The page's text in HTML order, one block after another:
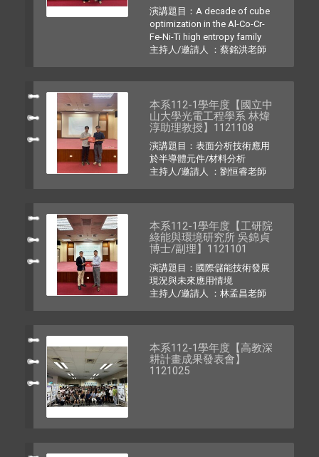
演講題目：A decade of cube
optimization in the Al-Co-Cr-
Fe-Ni-Ti high entropy family
主持人/邀請人 ：蔡銘洪老師
本系112-1學年度【國立中
山大學光電工程學系 林煒
淳助理教授】1121108
演講題目：表面分析技術應用
於半導體元件/材料分析
主持人/邀請人 ：劉恒睿老師
本系112-1學年度【工研院
綠能與環境研究所 吳錦貞
博士/副理】1121101
演講題目：國際儲能技術發展
現況與未來應用情境
主持人/邀請人 ：林孟昌老師
本系112-1學年度【高教深
耕計畫成果發表會】
1121025